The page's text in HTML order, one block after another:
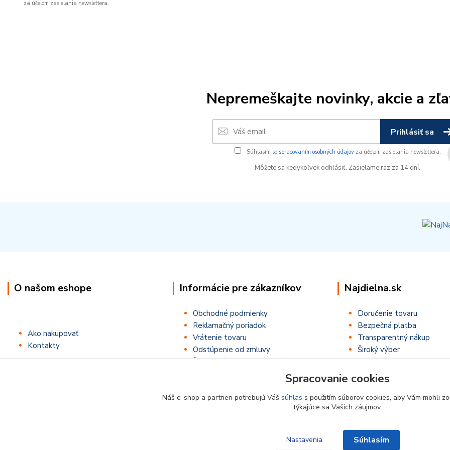
za účelom zasielania newslettera.
Nepremeškajte novinky, akcie a
Prihlásiť sa
Súhlasím so spracovaním osobných údajovza účelom zasielania newslettera.
Môžete sa kedykoľvek odhlásiť. Zasielame raz za 14 dní.
O našom eshope
Ako nakupovať
Kontakty
Informácie pre zákazníkov
Obchodné podmienky
Reklamačný poriadok
Vrátenie tovaru
Odstúpenie od zmluvy
Štatút súťaže ,,Letná NajSúťaž,,
Najdielna.sk
Doručenie tovaru
Bezpečná platba
Transparentný nákup
Široký výber
Spracovanie cookies
Náš e-shop a partneri potrebujú Váš súhlas s použitím súborov cookies, aby Vám mohli
týkajúce sa Vašich záujmov.
Nastavenia Súhlasím